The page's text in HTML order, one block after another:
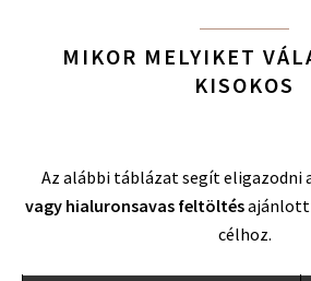
MIKOR MELYIKET
KISOKOS
Az alábbi táblázat segít eligazodni
vagy hialuronsavas feltöltésajánlott
célhoz.